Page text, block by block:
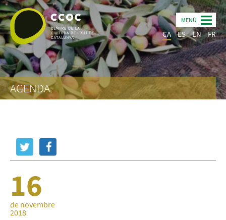
CA ES EN FR
MENÚ
AGENDA
16
de novembre
2018